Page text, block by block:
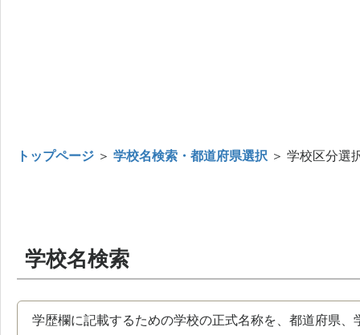
トップページ ＞ 学校名検索・都道府県選択 ＞ 学校区分選
学校名検索
学歴欄に記載するための学校の正式名称を、都道府県